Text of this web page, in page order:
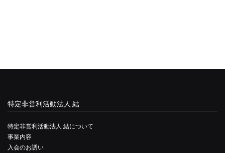
特定非営利活動法人 結
特定非営利活動法人 結について
事業内容
入会のお誘い